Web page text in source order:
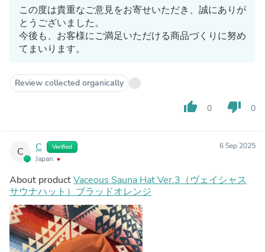
この度は貴重なご意見をお寄せいただき、誠にありが
とうございました。
今後も、お客様にご満足いただける商品づくりに努め
てまいります。
Review collected organically
thumb_up 0 thumb_down 0
C C Verified
Japan
6 Sep 2025
About productVaceous Sauna Hat Ver.3（ヴェイシャス
サウナハット）ブラッドオレンジ